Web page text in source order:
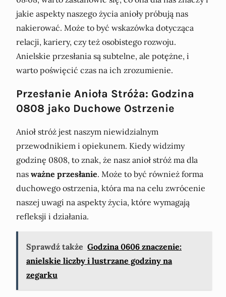
jakie aspekty naszego życia anioły próbują nas
nakierować. Może to być wskazówka dotycząca
relacji, kariery, czy też osobistego rozwoju.
Anielskie przesłania są subtelne, ale potężne, i
warto poświęcić czas na ich zrozumienie.
Przesłanie Anioła Stróża: Godzina
0808 jako Duchowe Ostrzenie
Anioł stróż jest naszym niewidzialnym
przewodnikiem i opiekunem. Kiedy widzimy
godzinę 0808, to znak, że nasz anioł stróż ma dla
nas ważne przesłanie. Może to być również forma
duchowego ostrzenia, która ma na celu zwrócenie
naszej uwagi na aspekty życia, które wymagają
refleksji i działania.
Sprawdź także Godzina 0606 znaczenie:
anielskie liczby i lustrzane godziny na
zegarku